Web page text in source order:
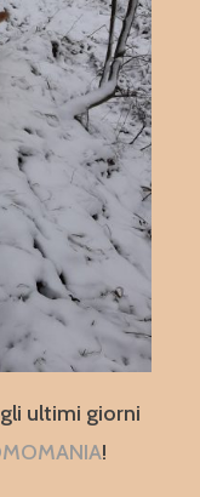
gli ultimi giorni
!